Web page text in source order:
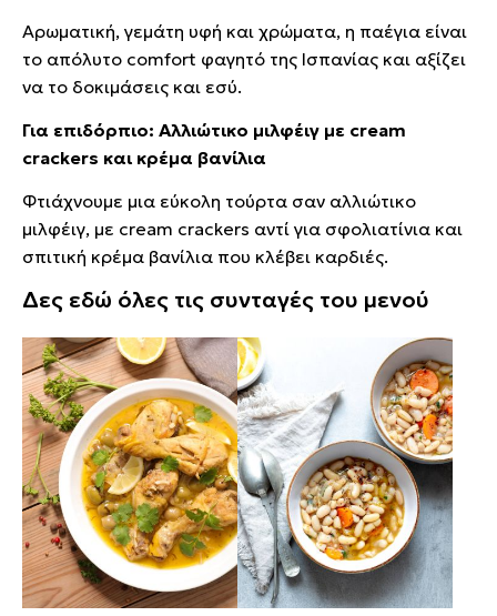
Αρωματική, γεμάτη υφή και χρώματα, η παέγια είναι
το απόλυτο comfort φαγητό της Ισπανίας και αξίζει
να το δοκιμάσεις και εσύ.
Για επιδόρπιο: Αλλιώτικο μιλφέιγ με cream
crackers και κρέμα βανίλια
Φτιάχνουμε μια εύκολη τούρτα σαν αλλιώτικο
μιλφέιγ, με cream crackers αντί για σφολιατίνια και
σπιτική κρέμα βανίλια που κλέβει καρδιές.
Δες εδώ όλες τις συνταγές του μενού